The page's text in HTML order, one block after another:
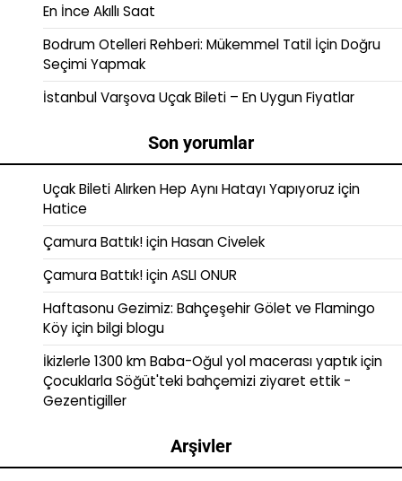
En İnce Akıllı Saat
Bodrum Otelleri Rehberi: Mükemmel Tatil İçin Doğru
Seçimi Yapmak
İstanbul Varşova Uçak Bileti – En Uygun Fiyatlar
Son yorumlar
Uçak Bileti Alırken Hep Aynı Hatayı Yapıyoruz için
Hatice
Çamura Battık!içinHasan Civelek
Çamura Battık!içinASLI ONUR
Haftasonu Gezimiz: Bahçeşehir Gölet ve Flamingo
Köyiçinbilgi blogu
İkizlerle 1300 km Baba-Oğul yol macerası yaptıkiçin
Çocuklarla Söğüt'teki bahçemizi ziyaret ettik -
Gezentigiller
Arşivler